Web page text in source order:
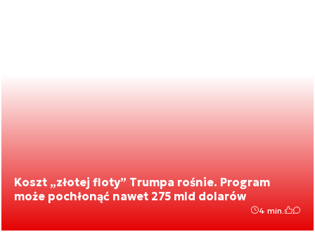
Koszt „złotej floty” Trumpa rośnie. Program
może pochłonąć nawet 275 mld dolarów
4 min.